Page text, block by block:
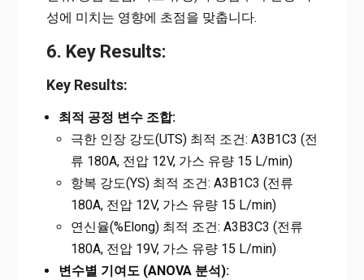
성에 미치는 영향에 초점을 맞춥니다.
6. Key Results:
Key Results:
최적 공정 변수 조합:
극한 인장 강도(UTS) 최적 조건: A3B1C3 (전
류 180A, 전압 12V, 가스 유량 15 L/min)
항복 강도(YS) 최적 조건: A3B1C3 (전류
180A, 전압 12V, 가스 유량 15 L/min)
연신율(%Elong) 최적 조건: A3B3C3 (전류
180A, 전압 19V, 가스 유량 15 L/min)
변수별 기여도 (ANOVA 분석):